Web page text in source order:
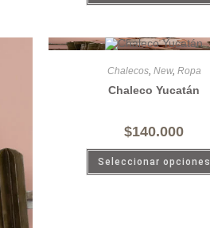
Chalecos, New, Ropa
Chaleco Yucatán
$140.000
Seleccionar opciones